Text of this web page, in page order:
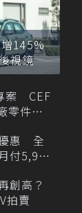
145%
視鏡
案 CEF
零件最
惠 全
付5,900
創高？
拍賣